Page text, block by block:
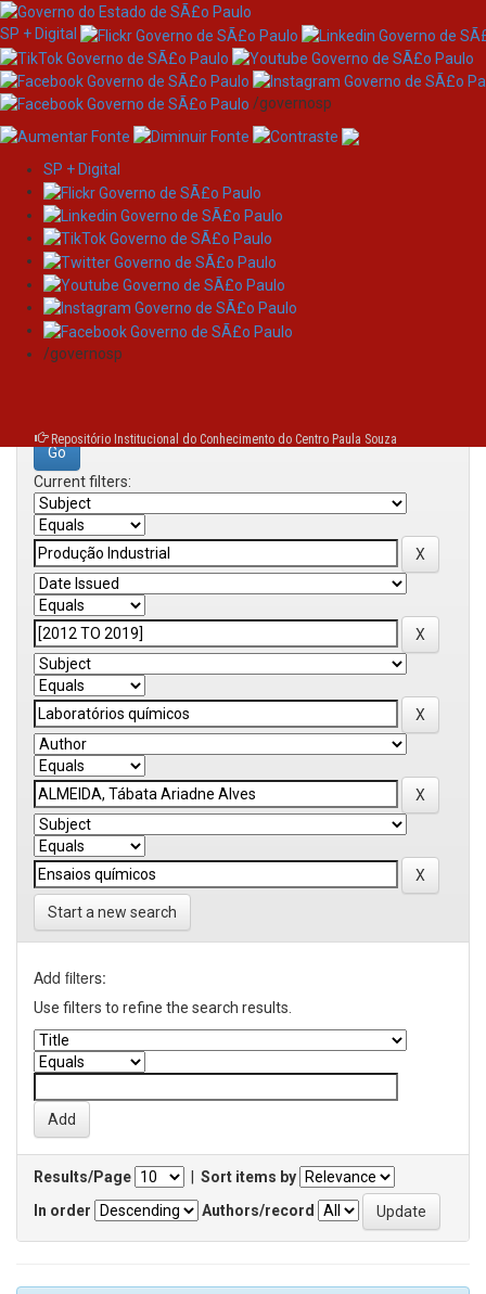
Skip
navigation
SP + Digital
/governosp
SP + Digital
/governosp
Repositório Institucional do Conhecimento do Centro Paula Souza
Search
Search:
Current filters:
Start a new search
Add filters:
Use filters to refine the search results.
Results/Page
Sort items by
In order
Authors/record